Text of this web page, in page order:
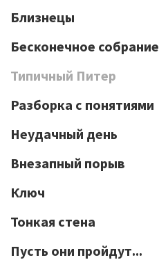
Близнецы
Бесконечное собрание
Типичный Питер
Разборка с понятиями
Неудачный день
Внезапный порыв
Ключ
Тонкая стена
Пусть они пройдут...